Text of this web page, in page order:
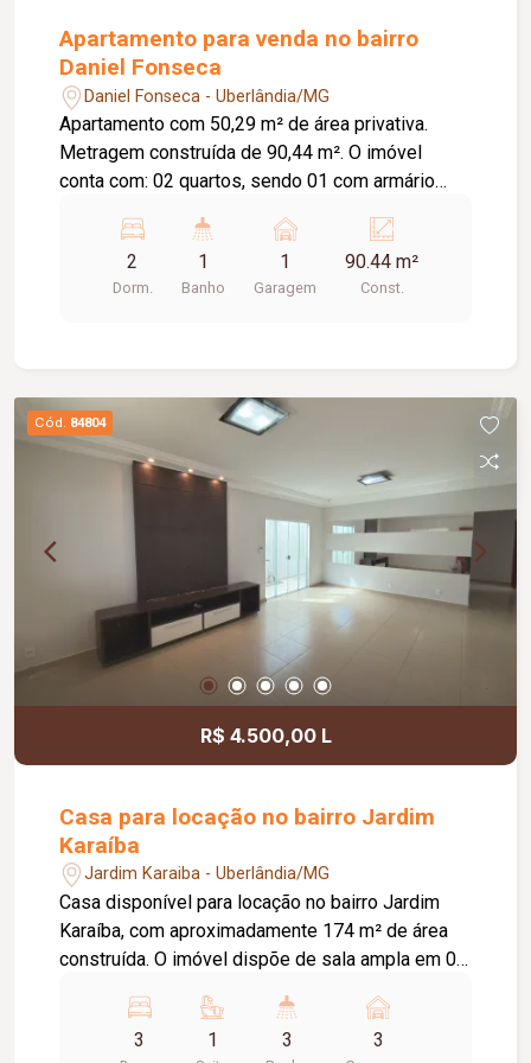
Apartamento para venda no bairro
Daniel Fonseca
Daniel Fonseca - Uberlândia/MG
Apartamento com 50,29 m² de área privativa.
Metragem construída de 90,44 m². O imóvel
conta com: 02 quartos, sendo 01 com armário
ambientes; Banheiro social com armário e box em
blindex; Cozinha com armário; Lavanderia; 01
vaga de garagem coberta; O condomínio oferece:
proporcionando conforto e praticidade para o dia
a dia.
2
Dorm.
1
Banho
1
Garagem
90.44 m²
Const.
Cód. 84804
R$ 4.500,00 L
Casa para locação no bairro Jardim
Karaíba
Jardim Karaiba - Uberlândia/MG
Casa disponível para locação no bairro Jardim
Karaíba, com aproximadamente 174 m² de área
construída. O imóvel dispõe de sala ampla em 02
01 suíte, banheiro social com armário, cozinha
americana planejada com armários, fogão
3 1 3 3